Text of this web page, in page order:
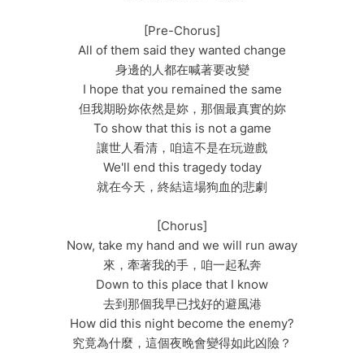
[Pre-Chorus]
All of them said they wanted change
身邊的人都在喊著要改變
I hope that you remained the same
但我期盼妳依然是妳，那個最真實的妳
To show that this is not a game
讓世人看清，咱這不是在玩遊戲
We'll end this tragedy today
就在今天，終結這場狗血的悲劇
[Chorus]
Now, take my hand and we will run away
來，牽著我的手，咱一起私奔
Down to this place that I know
去到那個我早已找好的避風港
How did this night become the enemy?
究竟為什麼，這個夜晚會變得如此凶險？